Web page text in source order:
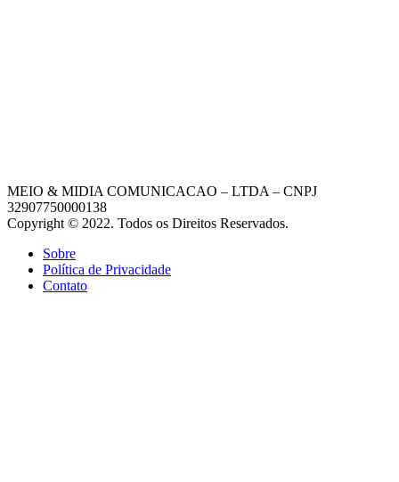
MEIO & MIDIA COMUNICACAO – LTDA – CNPJ
32907750000138
Copyright © 2022. Todos os Direitos Reservados.
Sobre
Política de Privacidade
Contato